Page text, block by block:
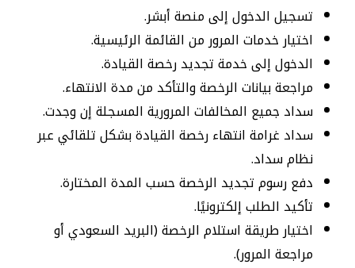
تسجيل الدخول إلى منصة أبشر.
اختيار خدمات المرور من القائمة الرئيسية.
الدخول إلى خدمة تجديد رخصة القيادة.
مراجعة بيانات الرخصة والتأكد من مدة الانتهاء.
سداد جميع المخالفات المرورية المسجلة إن وجدت.
سداد غرامة انتهاء رخصة القيادة بشكل تلقائي عبر
نظام سداد.
دفع رسوم تجديد الرخصة حسب المدة المختارة.
تأكيد الطلب إلكترونيًا.
اختيار طريقة استلام الرخصة (البريد السعودي أو
مراجعة المرور).